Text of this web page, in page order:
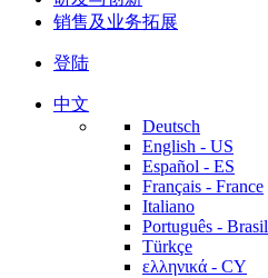
销售及业务拓展
登陆
中文
Deutsch
English - US
Español - ES
Français - France
Italiano
Português - Brasil
Türkçe
ελληνικά - CY